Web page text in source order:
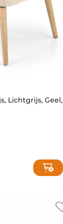
Lichtgrijs, Geel,